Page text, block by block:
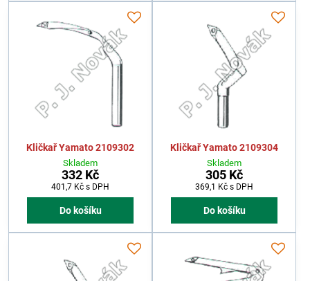
Kličkař Yamato 2109302
Skladem
332 Kč
401,7 Kč s DPH
Do košíku
Kličkař Yamato 2109304
Skladem
305 Kč
369,1 Kč s DPH
Do košíku